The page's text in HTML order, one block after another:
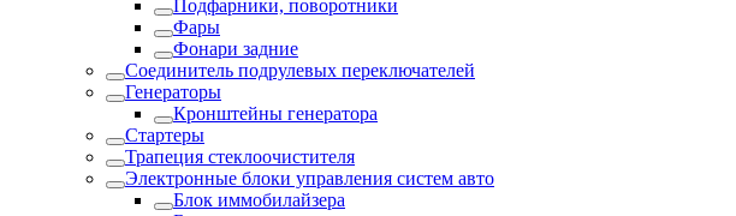
Подфарники, поворотники
Фары
Фонари задние
Соединитель подрулевых переключателей
Генераторы
Кронштейны генератора
Стартеры
Трапеция стеклоочистителя
Электронные блоки управления систем авто
Блок иммобилайзера